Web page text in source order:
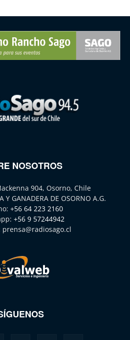
NOSOTROS
904, Osorno, Chile
Y GANADERA DE OSORNO A.G.
+56 64 223 2160
+56 9 57244942
prensa@radiosago.cl